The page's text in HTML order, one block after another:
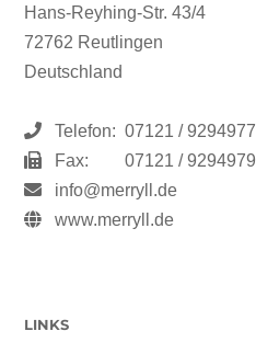
Hans-Reyhing-Str. 43/4
72762 Reutlingen
Deutschland
Telefon: 07121 / 9294977
Fax:
07121 / 9294979
info@merryll.de
www.merryll.de
LINKS